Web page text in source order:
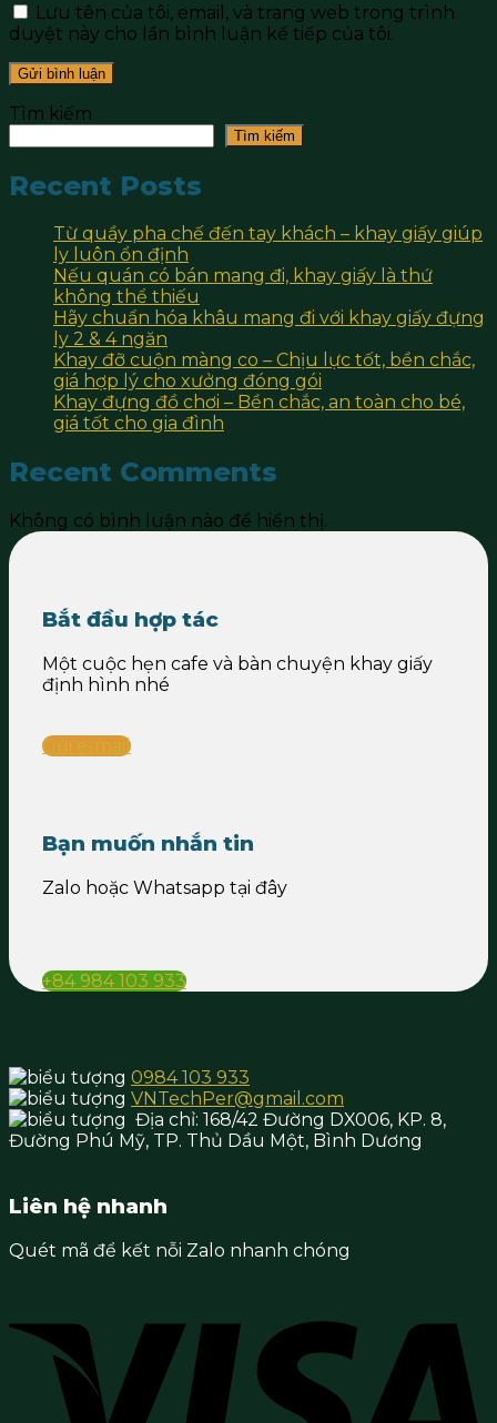
Lưu tên của tôi, email, và trang web trong trình
duyệt này cho lần bình luận kế tiếp của tôi.
Tìm kiếm
Tìm kiếm
Recent Posts
Từ quầy pha chế đến tay khách – khay giấy giúp
ly luôn ổn định
Nếu quán có bán mang đi, khay giấy là thứ
không thể thiếu
Hãy chuẩn hóa khâu mang đi với khay giấy đựng
ly 2 & 4 ngăn
Khay đỡ cuộn màng co – Chịu lực tốt, bền chắc,
giá hợp lý cho xưởng đóng gói
Khay đựng đồ chơi – Bền chắc, an toàn cho bé,
giá tốt cho gia đình
Recent Comments
Không có bình luận nào để hiển thị.
Bắt đầu hợp tác
Một cuộc hẹn cafe và bàn chuyện khay giấy
định hình nhé
Gửi e-mail
Bạn muốn nhắn tin
Zalo hoặc Whatsapp tại đây
+84 984 103 933
0984 103 933
VNTechPer@gmail.com
Địa chỉ: 168/42 Đường DX006, KP. 8,
Đường Phú Mỹ, TP. Thủ Dầu Một, Bình Dương
Liên hệ nhanh
Quét mã để kết nỗi Zalo nhanh chóng